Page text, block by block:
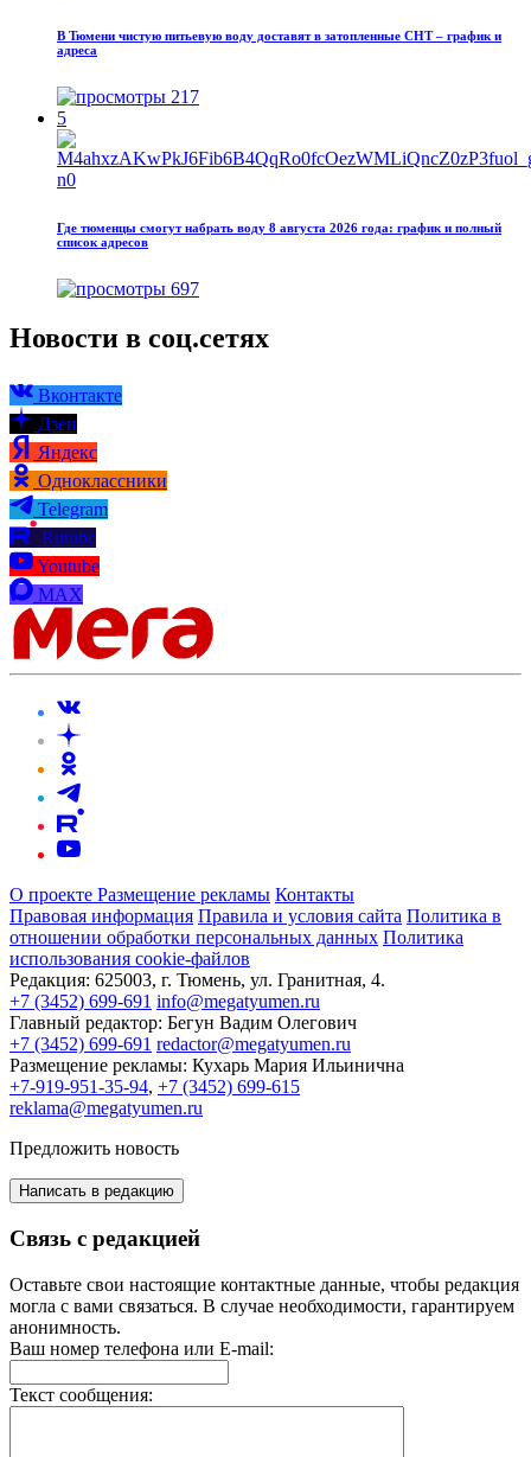
В Тюмени чистую питьевую воду доставят в затопленные СНТ – график и
адреса
217
5
Где тюменцы смогут набрать воду 8 августа 2026 года: график и полный
список адресов
697
Новости в соц.сетях
Вконтакте
Дзен
Яндекс
Одноклассники
Telegram
Rutube
Youtube
MAX
О проекте Размещение рекламы Контакты
Правовая информация Правила и условия сайта Политика в
отношении обработки персональных данных Политика
использования cookie-файлов
Редакция: 625003, г. Тюмень, ул. Гранитная, 4.
+7 (3452) 699-691 info@megatyumen.ru
Главный редактор: Бегун Вадим Олегович
+7 (3452) 699-691 redactor@megatyumen.ru
Размещение рекламы: Кухарь Мария Ильинична
+7-919-951-35-94, +7 (3452) 699-615
reklama@megatyumen.ru
Предложить новость
Написать в редакцию
Связь с редакцией
Оставьте свои настоящие контактные данные, чтобы редакция
могла с вами связаться. В случае необходимости, гарантируем
анонимность.
Ваш номер телефона или E-mail:
Текст сообщения: